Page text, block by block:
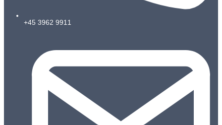
+45 3962 9911